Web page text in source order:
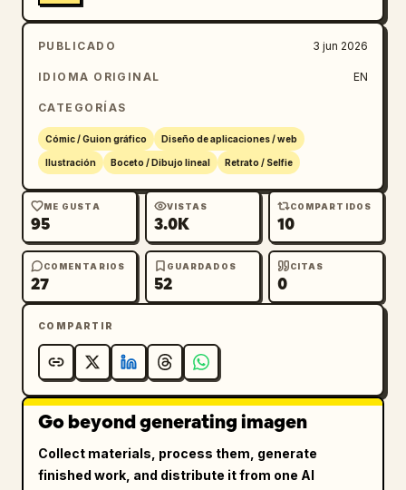
PUBLICADO 3 jun 2026
IDIOMA ORIGINAL EN
CATEGORÍAS
Cómic / Guion gráfico Diseño de aplicaciones / web
Ilustración Boceto / Dibujo lineal Retrato / Selfie
ME GUSTA
95
VISTAS
3.0K
COMPARTIDOS
10
COMENTARIOS
27
GUARDADOS
52
CITAS
0
COMPARTIR
Go beyond generating imagen
Collect materials, process them, generate
finished work, and distribute it from one AI